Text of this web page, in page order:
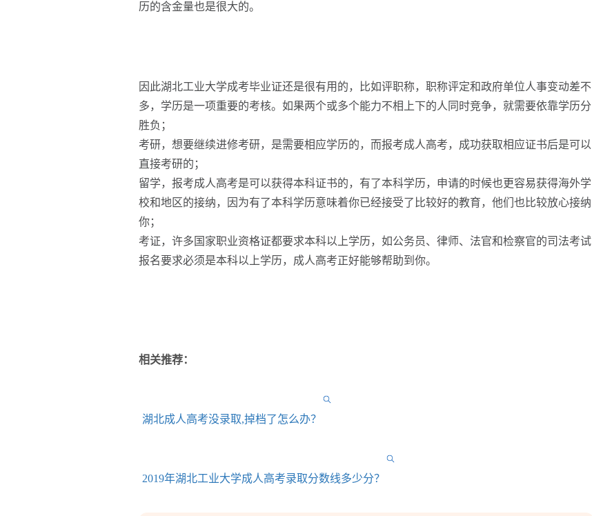
历的含金量也是很大的。
因此湖北工业大学成考毕业证还是很有用的，比如评职称，职称评定和政府单位人事变动差不
多，学历是一项重要的考核。如果两个或多个能力不相上下的人同时竞争，就需要依靠学历分
胜负；
考研，想要继续进修考研，是需要相应学历的，而报考成人高考，成功获取相应证书后是可以
直接考研的；
留学，报考成人高考是可以获得本科证书的，有了本科学历，申请的时候也更容易获得海外学
校和地区的接纳，因为有了本科学历意味着你已经接受了比较好的教育，他们也比较放心接纳
你；
考证，许多国家职业资格证都要求本科以上学历，如公务员、律师、法官和检察官的司法考试
报名要求必须是本科以上学历，成人高考正好能够帮助到你。
相关推荐：
湖北成人高考没录取,掉档了怎么办？
2019年湖北工业大学成人高考录取分数线多少分？